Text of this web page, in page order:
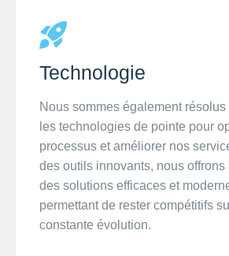
Technologie
Nous sommes également
les technologies de pointe pour
processus et améliorer nos
des outils innovants, nous offrons
des solutions efficaces et
permettant de rester compétitifs
constante évolution.